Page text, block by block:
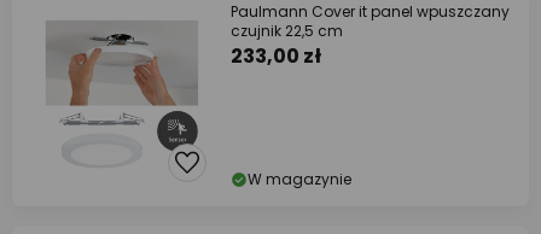
Paulmann Cover it panel wpuszczany
czujnik 22,5 cm
233,00 zł
W magazynie